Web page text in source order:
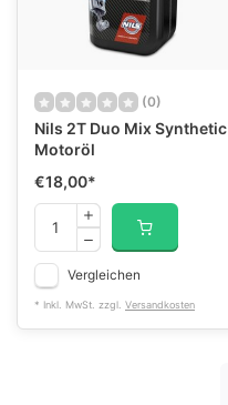
(0)
Nils 2T Duo Mix Synthetic
Motoröl
€18,00*
Vergleichen
* Inkl. MwSt. zzgl. Versandkosten